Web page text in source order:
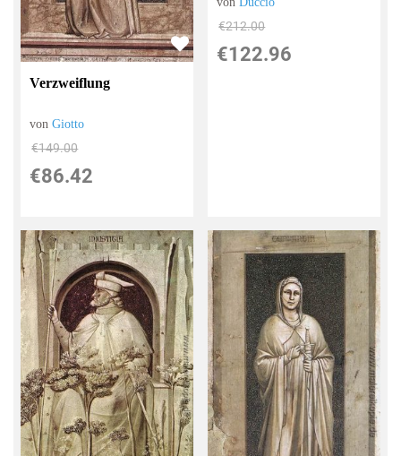
Verzweiflung
vonGiotto
€149.00
€86.42
€212.00
€122.96